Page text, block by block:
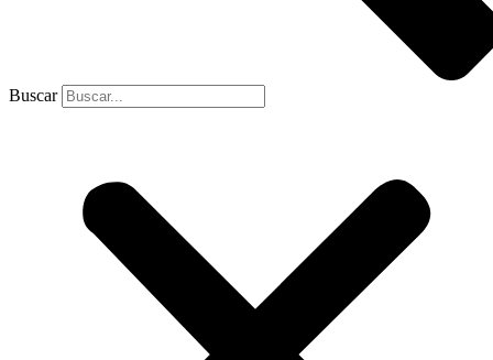
Buscar